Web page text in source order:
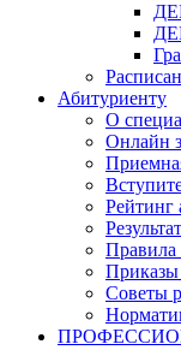
Абитуриенту
О
Онлайн
Рейтинг
Правила
Приказы
Советы